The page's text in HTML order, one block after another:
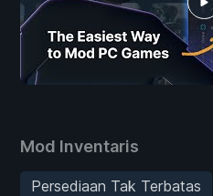
Mod Inventaris
Persediaan Tak Terbatas